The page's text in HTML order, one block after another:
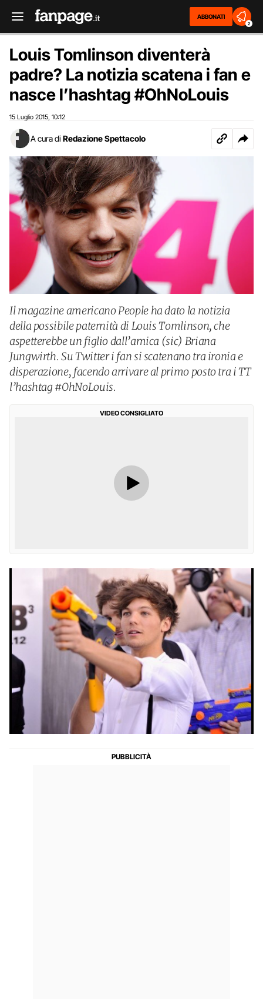
ABBONATI
2
Louis Tomlinson diventerà
padre? La notizia scatena i fan e
nasce l’hashtag #OhNoLouis
15 Luglio 2015 10:12
A cura di Redazione Spettacolo
Il magazine americano People ha dato la notizia
della possibile paternità di Louis Tomlinson, che
aspetterebbe un figlio dall’amica (sic) Briana
Jungwirth. Su Twitter i fan si scatenano tra ironia e
disperazione, facendo arrivare al primo posto tra i TT
l’hashtag #OhNoLouis.
VIDEO CONSIGLIATO